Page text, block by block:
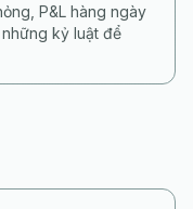
P&L hàng ngày
kỷ luật để